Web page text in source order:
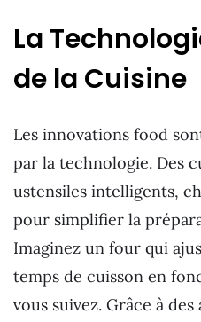
La
de la Cuisine
Les innovations food
par la technologie. Des
ustensiles intelligents,
pour simplifier la
Imaginez un four qui
temps de cuisson en
vous suivez. Grâce à